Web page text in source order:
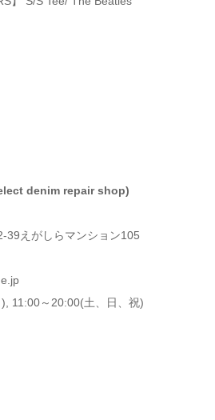
denim repair shop)
39えがしらマンション105
11:00～20:00(土、日、祝)